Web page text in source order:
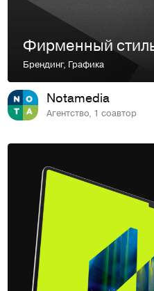
Брендинг, Графика
Notamedia
Агентство, 1 соавтор